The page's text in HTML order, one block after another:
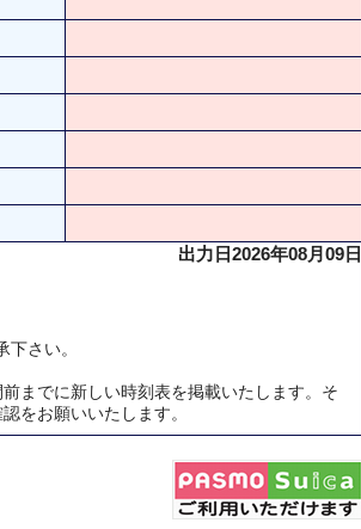
出力日2026年08月09日
さい。
までに新しい時刻表を掲載いたします。そ
をお願いいたします。